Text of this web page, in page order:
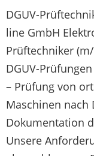
DGUV-
line GmbH
Prüftechniker
DGUV-
– Prüfung von
Maschinen nach
Dokumentation
Unsere